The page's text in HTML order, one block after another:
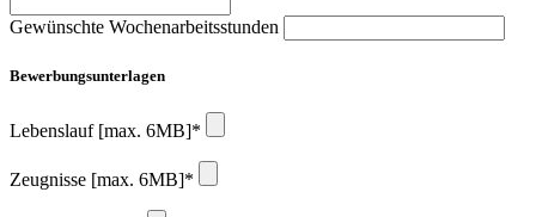
Gewünschte Wochenarbeitsstunden
Bewerbungsunterlagen
Lebenslauf [max. 6MB]*
Zeugnisse [max. 6MB]*